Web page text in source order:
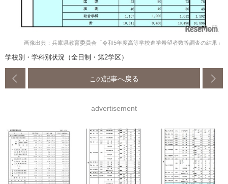
画像出典：兵庫県教育委員会「令和5年度高等学校進学希望者数等調査の結果」
学校別・学科別状況（全日制・第2学区）
この記事へ戻る
advertisement